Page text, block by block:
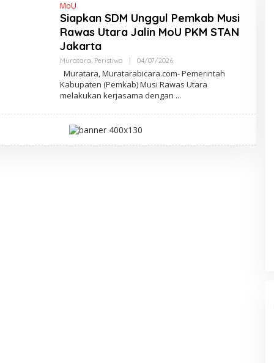
MoU
Siapkan SDM Unggul Pemkab Musi
Rawas Utara Jalin MoU PKM STAN
Jakarta
Muratara, Peristiwa 04/07/2026O
E
H
M
R
A
Muratara, Muratarabicara.com- Pemerintah
Kabupaten (Pemkab) Musi Rawas Utara
melakukan kerjasama dengan